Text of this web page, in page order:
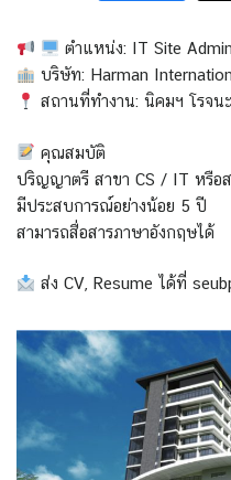
ตำแหน่ง: IT Site
บริษัท: Harman
สถานที่ทำงาน: นิคมฯ โรจ
คุณสมบัติ
ปริญญาตรี สาขา CS / IT หรือส
มีประสบการณ์อย่างน้อย 5 ปี
สามารถสื่อสารภาษาอังกฤษได้
ส่ง CV, Resume ได้ที่